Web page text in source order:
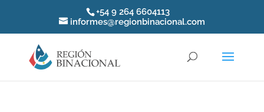
+54 9 264 6604113
informes@regionbinacional.com